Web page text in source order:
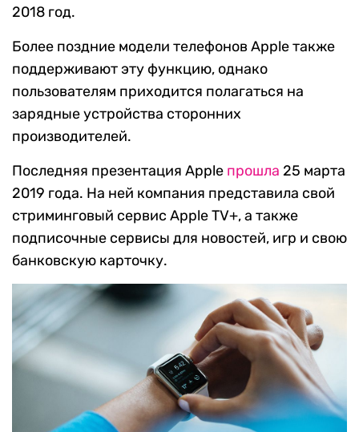
2018 год.
Более поздние модели телефонов Apple также
поддерживают эту функцию, однако
пользователям приходится полагаться на
зарядные устройства сторонних
производителей.
Последняя презентация Apple прошла 25 марта
2019 года. На ней компания представила свой
стриминговый сервис Apple TV+, а также
подписочные сервисы для новостей, игр и свою
банковскую карточку.